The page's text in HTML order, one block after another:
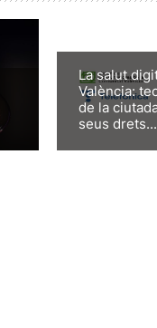
La salut
València:
de la
seus drets...